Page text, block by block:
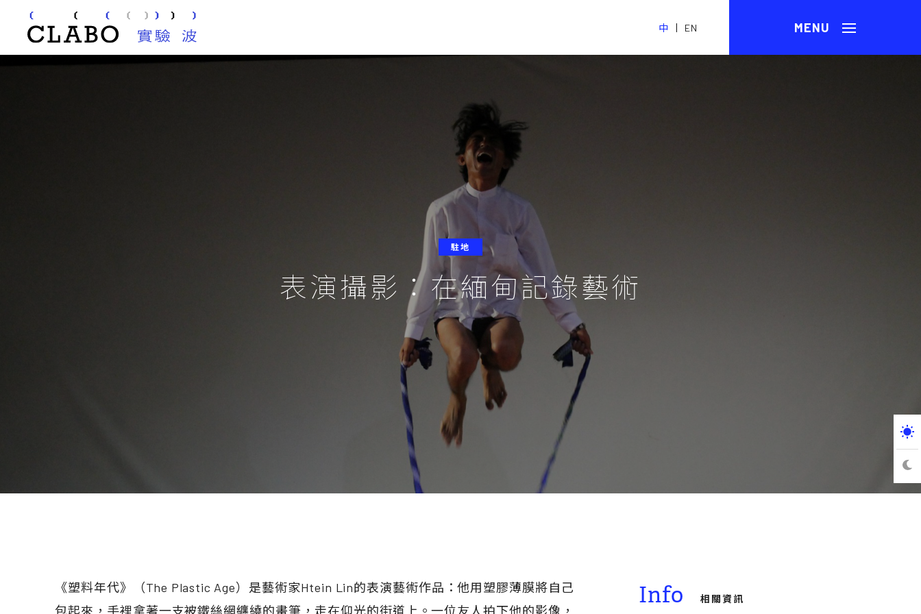
中 | EN
駐地
表演攝影：在緬甸記錄藝術
《塑料年代》（The Plastic Age）是藝術家Htein Lin的表演藝術作品：他用塑膠薄膜將自己
包起來，手裡拿著一支被鐵絲網纏繞的畫筆，走在仰光的街道上。一位友人拍下他的影像，
Info 相關資訊